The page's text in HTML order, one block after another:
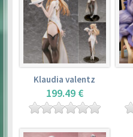
Klaudia valentz
199.49 €